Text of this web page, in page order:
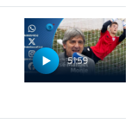
51:59